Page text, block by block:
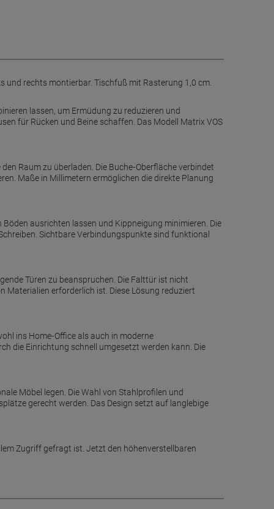
rechts montierbar. Tischfuß mit Rasterung 1,0 cm.
lassen, um Ermüdung zu reduzieren und
für Rücken und Beine schaffen. Das Modell Matrix VOS
Raum zu überladen. Die Buche‑Oberfläche verbindet
Maße in Millimetern ermöglichen die direkte Planung
ausrichten lassen und Kippneigung minimieren. Die
Sichtbare Verbindungspunkte sind funktional
Türen zu beanspruchen. Die Falttür ist nicht
erforderlich ist. Diese Lösung reduziert
ins Home‑Office als auch in moderne
die Einrichtung schnell umgesetzt werden kann. Die
Möbel legen. Die Wahl von Stahlprofilen und
gerecht werden. Das Design setzt auf langlebige
Zugriff gefragt ist. Jetzt den höhenverstellbaren